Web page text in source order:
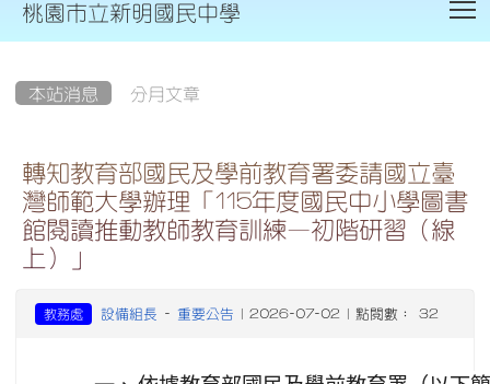
桃園市立新明國民中學
本站消息 分月文章
轉知教育部國民及學前教育署委請國立臺
灣師範大學辦理「115年度國民中小學圖書
館閱讀推動教師教育訓練—初階研習（線
上）」
教務處 設備組長 - 重要公告 | 2026-07-02 | 點閱數： 32